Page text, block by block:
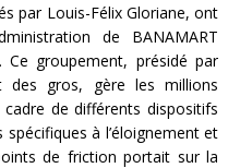
par Louis-Félix Gloriane, ont
de BANAMART
groupement, présidé par
des gros, gère les millions
cadre de différents dispositifs
à l’éloignement et
de friction portait sur la